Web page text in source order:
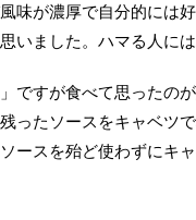
味が濃厚で自分的には
いました。ハマる人に
ですが食べて思ったの
ったソースをキャベツ
ースを殆ど使わずにキ